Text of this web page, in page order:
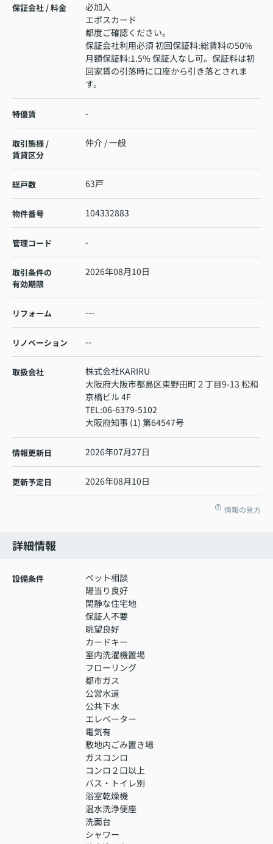
保証会社 / 料金
必加入
エポスカード
都度ご確認ください。
保証会社利用必須 初回保証料:総賃料の50%
月額保証料:1.5% 保証人なし可。保証料は初
回家賃の引落時に口座から引き落とされま
す。
特優賃 -
取引態様 /
賃貸区分
仲介 / 一般
総戸数 63戸
物件番号 104332883
管理コード -
取引条件の
有効期限
2026年08月10日
リフォーム ---
リノベーション --
取扱会社
株式会社KARIRU
大阪府大阪市都島区東野田町２丁目9-13 松和
京橋ビル 4F
TEL:06-6379-5102
大阪府知事 (1) 第64547号
情報更新日 2026年07月27日
更新予定日 2026年08月10日
情報の見方
詳細情報
設備条件
ペット相談
陽当り良好
閑静な住宅地
保証人不要
眺望良好
カードキー
室内洗濯機置場
フローリング
都市ガス
公営水道
公共下水
エレベーター
電気有
敷地内ごみ置き場
ガスコンロ
コンロ２口以上
バス・トイレ別
浴室乾燥機
温水洗浄便座
洗面台
シャワー